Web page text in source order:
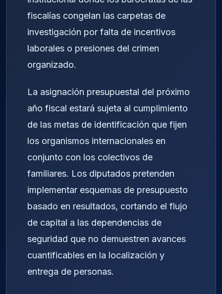
fiscalías congelan las carpetas de
investigación por falta de incentivos
laborales o presiones del crimen
organizado.
La asignación presupuestal del próximo
año fiscal estará sujeta al cumplimiento
de las metas de identificación que fijen
los organismos internacionales en
conjunto con los colectivos de
familiares. Los diputados pretenden
implementar esquemas de presupuesto
basado en resultados, cortando el flujo
de capital a las dependencias de
seguridad que no demuestren avances
cuantificables en la localización y
entrega de personas.